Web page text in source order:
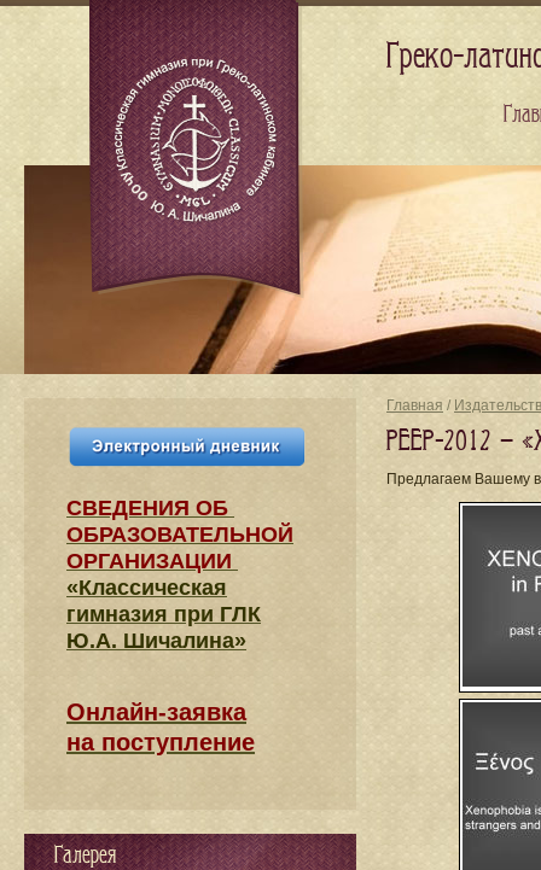
Главная /
PEEP-2012 —
Предлагаем Вашему
СВЕДЕНИЯ​ ОБ
ОБРАЗОВАТЕЛЬНОЙ
ОРГАНИЗАЦИИ
«Классическая
гимназия при ГЛК
Ю.А. Шичалина»
Онлайн-заявка
на поступление
Галерея
Греко-